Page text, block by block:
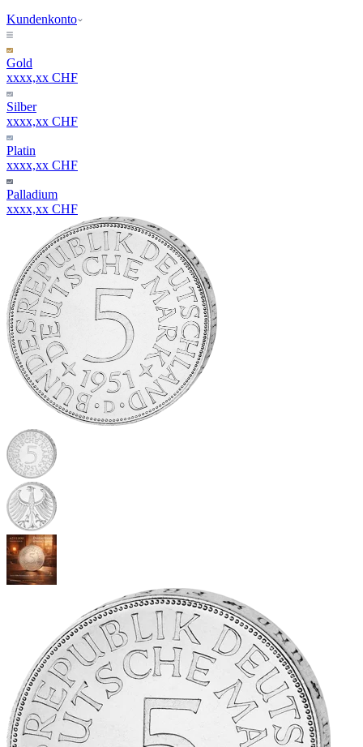
Kundenkonto
Gold
xxxx,xx CHF
Silber
xxxx,xx CHF
Platin
xxxx,xx CHF
Palladium
xxxx,xx CHF